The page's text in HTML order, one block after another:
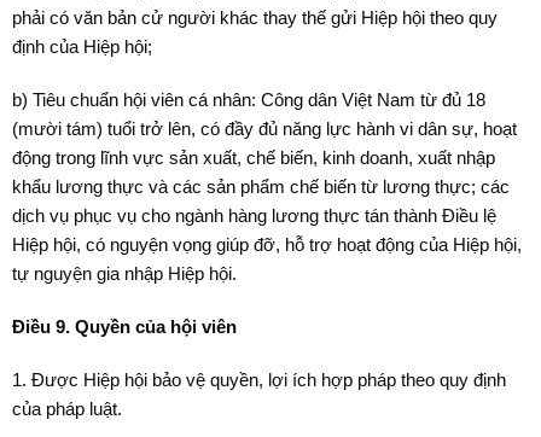
phải có văn bản cử người khác thay thế gửi Hiệp hội theo quy
định của Hiệp hội;
b) Tiêu chuẩn hội viên cá nhân: Công dân Việt Nam từ đủ 18
(mười tám) tuổi trở lên, có đầy đủ năng lực hành vi dân sự, hoạt
động trong lĩnh vực sản xuất, chế biến, kinh doanh, xuất nhập
khẩu lương thực và các sản phẩm chế biến từ lương thực; các
dịch vụ phục vụ cho ngành hàng lương thực tán thành Điều lệ
Hiệp hội, có nguyện vọng giúp đỡ, hỗ trợ hoạt động của Hiệp hội,
tự nguyện gia nhập Hiệp hội.
Điều 9. Quyền của hội viên
1. Được Hiệp hội bảo vệ quyền, lợi ích hợp pháp theo quy định
của pháp luật.